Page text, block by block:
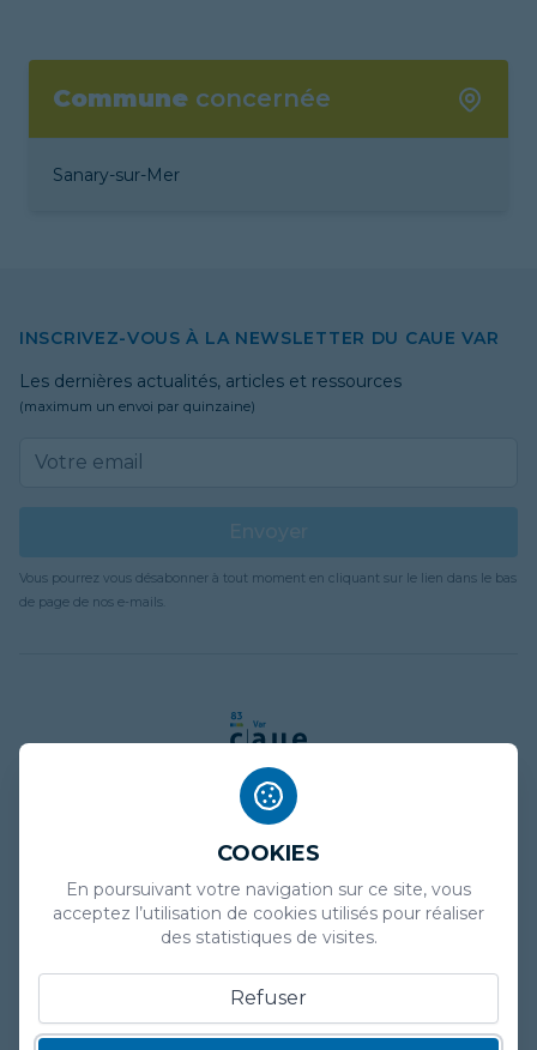
Commune concernée
Sanary-sur-Mer
INSCRIVEZ-VOUS À LA NEWSLETTER DU CAUE VAR
Les dernières actualités, articles et ressources
(maximum un envoi par quinzaine)
Vous pourrez vous désabonner à tout moment en cliquant sur le lien dans le bas
de page de nos e-mails.
Politique de confidentialité
Marchés publics
Presse
COOKIES
En poursuivant votre navigation sur ce site, vous
acceptez l’utilisation de cookies utilisés pour réaliser
des statistiques de visites.
Refuser